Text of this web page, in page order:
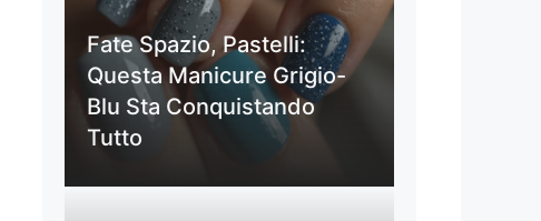
Fate Spazio, Pastelli:
Questa Manicure Grigio-
Blu Sta Conquistando
Tutto